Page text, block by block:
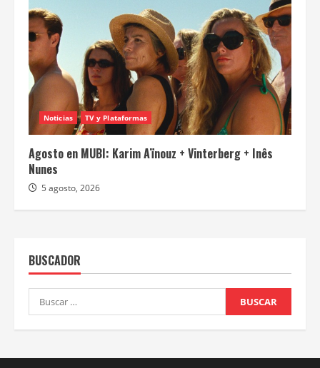
Noticias TV y Plataformas
Agosto en MUBI: Karim Aïnouz + Vinterberg + Inês
Nunes
5 agosto, 2026
BUSCADOR
Buscar: